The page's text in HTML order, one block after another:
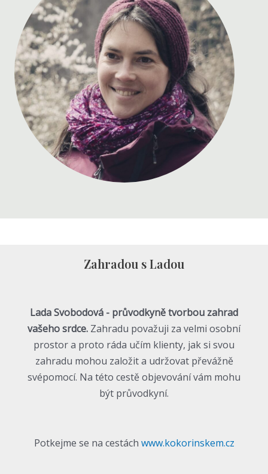
Zahradou s Ladou
Lada Svobodová - průvodkyně tvorbou zahrad
vašeho srdce. Zahradu považuji za velmi osobní
prostor a proto ráda učím klienty, jak si svou
zahradu mohou založit a udržovat převážně
svépomocí. Na této cestě objevování vám mohu
být průvodkyní.
Potkejme se na cestách www.kokorinskem.cz